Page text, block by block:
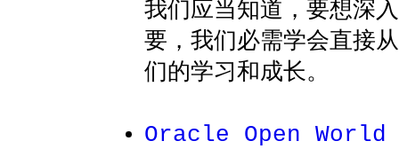
我们应当知道，要想深
要，我们必需学会直接
们的学习和成长。
Oracle Open World